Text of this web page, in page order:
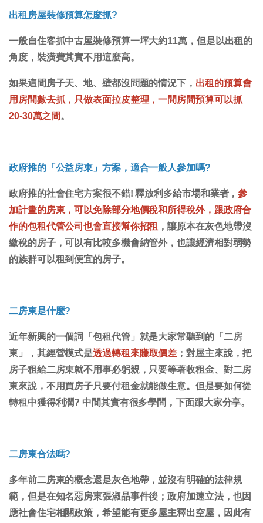
出租房屋裝修預算怎麼抓?
一般自住客抓中古屋裝修預算一坪大約11萬，但是以出租的
角度，裝潢費其實不用這麼高。
如果這間房子天、地、壁都沒問題的情況下， 出租的預算會
用房間數去抓，只做表面拉皮整理，一間房間預算可以抓
20-30萬之間 。
政府推的「公益房東」方案，適合一般人參加嗎?
政府推的社會住宅方案很不錯! 釋放利多給市場和業者，參
加計畫的房東，可以免除部分地價稅和所得稅外，跟政府合
作的包租代管公司也會直接幫你招租 ，讓原本在灰色地帶沒
繳稅的房子，可以有比較多機會納管外，也讓經濟相對弱勢
的族群可以租到便宜的房子。
二房東是什麼?
近年新興的一個詞「包租代管」就是大家常聽到的「二房
東」，其經營模式是透過轉租來賺取價差 ；對屋主來說，把
房子租給二房東就不用事必躬親，只要等著收租金、對二房
東來說，不用買房子只要付租金就能做生意。但是要如何從
轉租中獲得利潤? 中間其實有很多學問，下面跟大家分享。
二房東合法嗎?
多年前二房東的概念還是灰色地帶，並沒有明確的法律規
範，但是在知名惡房東張淑晶事件後；政府加速立法，也因
應社會住宅相關政策，希望能有更多屋主釋出空屋，因此有